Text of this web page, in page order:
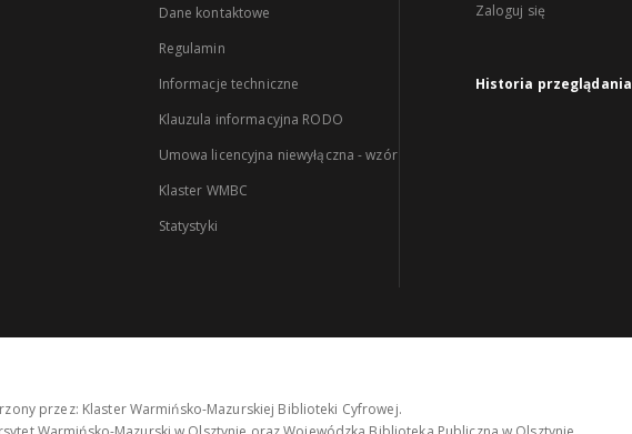
Dane kontaktowe
Regulamin
Informacje techniczne
Klauzula informacyjna RODO
Umowa licencyjna niewyłączna - wzór
Klaster WMBC
Statystyki
Zaloguj się
Historia przeglądania
przez: Klaster Warmińsko-Mazurskiej Biblioteki Cyfrowej.